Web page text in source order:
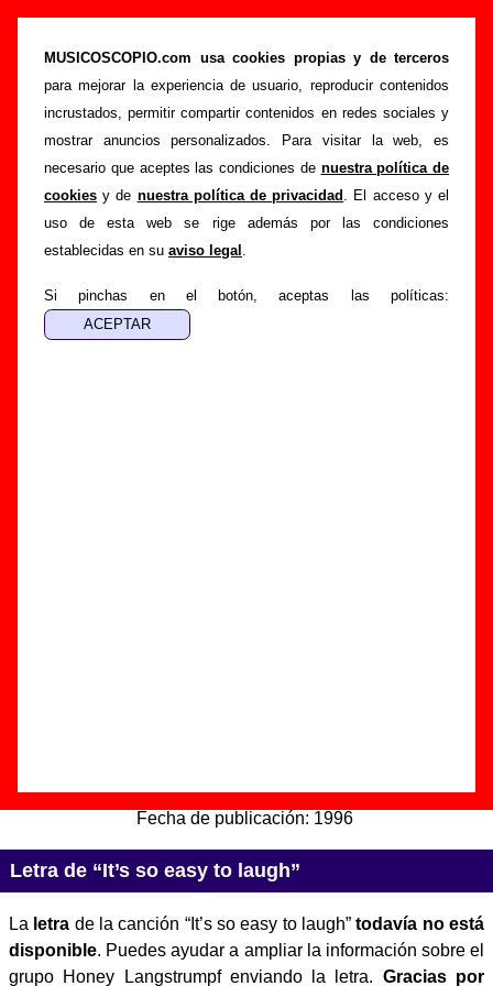
MUSICOSCOPIO.com usa cookies propias y de terceros
para mejorar la experiencia de usuario, reproducir contenidos
incrustados, permitir compartir contenidos en redes sociales y
mostrar anuncios personalizados. Para visitar la web, es
necesario que aceptes las condiciones de nuestra política de
cookies y de nuestra política de privacidad . El acceso y el
uso de esta web se rige además por las condiciones
establecidas en su aviso legal .
Si pinchas en el botón, aceptas las políticas:
“It’s so easy to laugh”, canción de Honey
Langstrumpf (Letra e información)
Portada >Honey Langstrumpf >Canciones
It’s so easy to laugh
Esta página pretende recopilar todo tipo de información
sobre lacanción "It’s so easy to laugh" interpretada por
Honey Langstrumpf. Además de su letra, también
aparecerá información sobre el autor o los autores, sobre los
discos en los que está incluido este tema, sobre la grabación
del mismo, sobre versiones a cargo de otros grupos... Si
encuentras errores o tienes información adicional, puedes
Referencia:????
Fecha de publicación: 1996
Letra de “It’s so easy to laugh”
La letra de la canción “It’s so easy to laugh”todavía no está
disponible. Puedes ayudar a ampliar la información sobre el
grupo Honey Langstrumpf enviando la letra. Gracias por